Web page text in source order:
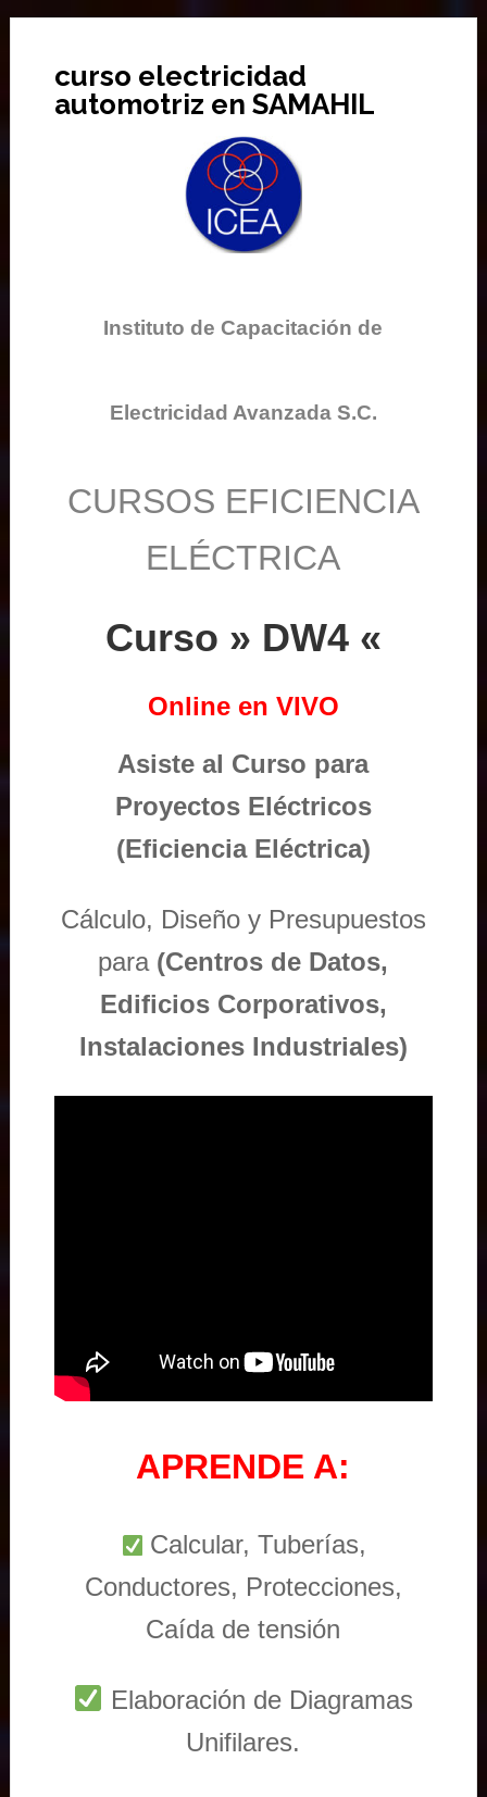
curso electricidad
automotriz en SAMAHIL
Instituto de Capacitación de
Electricidad Avanzada S.C.
CURSOS EFICIENCIA
ELÉCTRICA
Curso » DW4 «
Online en VIVO
Asiste al Curso para
Proyectos Eléctricos
(Eficiencia Eléctrica)
Cálculo, Diseño y Presupuestos
para (Centros de Datos,
Edificios Corporativos,
Instalaciones Industriales)
APRENDE A:
Calcular, Tuberías,
Conductores, Protecciones,
Caída de tensión
Elaboración de Diagramas
Unifilares.